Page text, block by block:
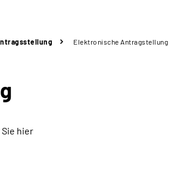
Elektronische Antragstellung
hier